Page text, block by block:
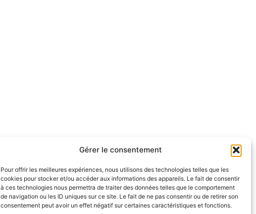
Gérer le consentement
Pour offrir les meilleures expériences, nous utilisons des technologies telles que les
cookies pour stocker et/ou accéder aux informations des appareils. Le fait de consentir
à ces technologies nous permettra de traiter des données telles que le comportement
de navigation ou les ID uniques sur ce site. Le fait de ne pas consentir ou de retirer son
consentement peut avoir un effet négatif sur certaines caractéristiques et fonctions.